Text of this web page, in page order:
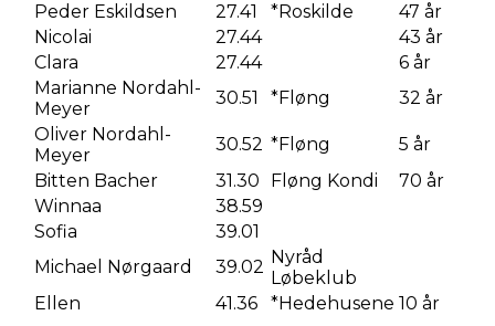
Peder Eskildsen
27.41 *Roskilde
47 år
Nicolai
27.44
43 år
Clara
27.44
6 år
Marianne Nordahl-
Meyer
30.51 *Fløng
32 år
Oliver Nordahl-
Meyer
30.52 *Fløng
5 år
Bitten Bacher
31.30 Fløng Kondi
70 år
Winnaa
38.59
Sofia
39.01
Michael Nørgaard
39.02 Nyråd
Løbeklub
Ellen
41.36 *Hedehusene 10 år